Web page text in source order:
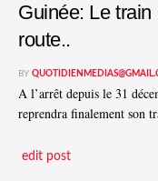
Guinée: Le
route..
BY
A l’arrêt depuis le 31
reprendra finalement son
edit post